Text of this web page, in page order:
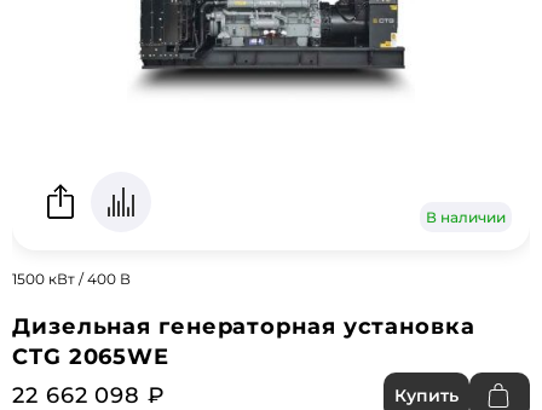
В наличии
1500 кВт / 400 В
Дизельная генераторная установка
CTG 2065WE
22 662 098 ₽
Купить